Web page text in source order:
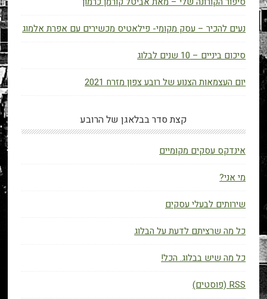
נעים להכיר – עסק מקומי- פילאטיס מכשירים עם אפרת אלמוג
סיכום ביניים – 10 שנים לבלוג
יום העצמאות הצנוע של רובע צפון מזרח 2021
קצת סדר בבלאגן של הרובע
אינדקס עסקים מקומיים
מי אני?
שירותים לבעלי עסקים
כל מה שרציתם לדעת על הבלוג
כל מה שיש בבלוג. הכל!
RSS (פוסטים)